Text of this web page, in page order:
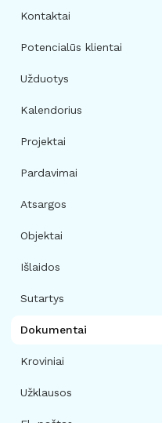
Kontaktai
Potencialūs klientai
Užduotys
Kalendorius
Projektai
Pardavimai
Atsargos
Objektai
Išlaidos
Sutartys
Dokumentai
Kroviniai
Užklausos